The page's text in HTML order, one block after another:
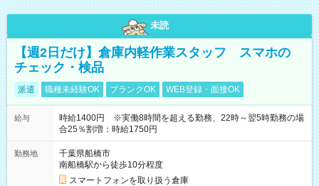
未読
【週2日だけ】倉庫内軽作業スタッフ スマホの
チェック・検品
派遣 職種未経験OK ブランクOK WEB登録・面接OK
給与
時給1400円 ※実働8時間を超える勤務、22時～翌5時勤務の場
合25％割増：時給1750円
勤務地
千葉県船橋市
南船橋駅から徒歩10分程度
スマートフォンを取り扱う倉庫